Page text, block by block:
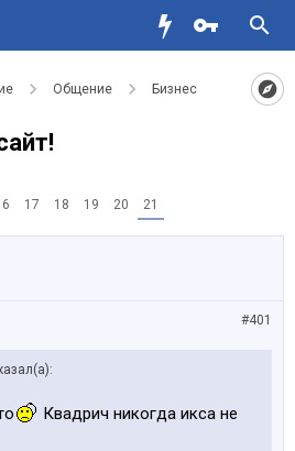
Общение Бизнес
17 18 19 20 21
#401
Квадрич никогда икса не